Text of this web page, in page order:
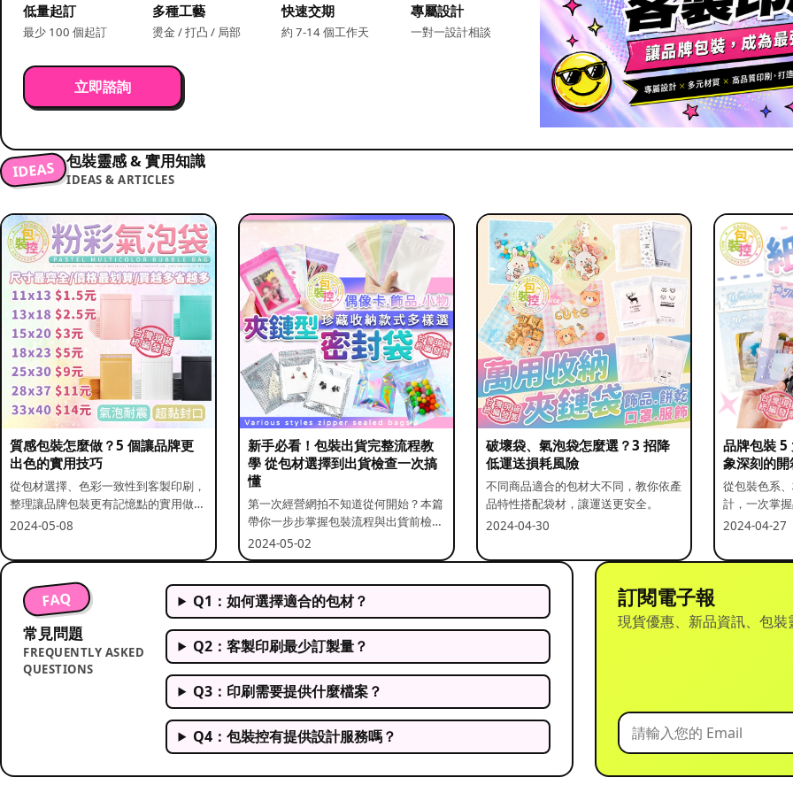
低量起訂
最少 100 個起訂
多種工藝
燙金 / 打凸 / 局部
快速交期
約 7-14 個工作天
專屬設計
一對一設計相談
立即諮詢
IDEAS 包裝靈感 & 實用知識
IDEAS & ARTICLES
質感包裝怎麼做？5 個讓品牌更
出色的實用技巧
從包材選擇、色彩一致性到客製印刷，
整理讓品牌包裝更有記憶點的實用做
法。
2024-05-08
新手必看！包裝出貨完整流程教
學 從包材選擇到出貨檢查一次搞
懂
第一次經營網拍不知道從何開始？本篇
帶你一步步掌握包裝流程與出貨前檢查
重點。
2024-05-02
破壞袋、氣泡袋怎麼選？3 招降
低運送損耗風險
不同商品適合的包材大不同，教你依產
品特性搭配袋材，讓運送更安全。
2024-04-30
品牌包裝 5
象深刻的
從包裝色系
計，一次掌
2024-04-27
FAQ
常見問題
FREQUENTLY ASKED
QUESTIONS
Q1：如何選擇適合的包材？
Q2：客製印刷最少訂製量？
Q3：印刷需要提供什麼檔案？
Q4：包裝控有提供設計服務嗎？
訂閱電子報
現貨優惠、新品資訊、包裝